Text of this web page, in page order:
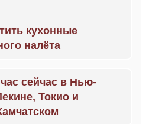
кухонные
налёта
сейчас в Нью-
Токио и